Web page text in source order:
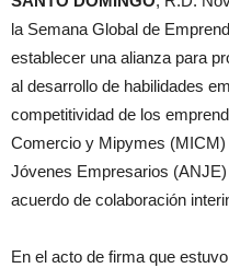
la Semana Global de
establecer una alianza para
al desarrollo de habilidades
competitividad de los
Comercio y Mipymes
Jóvenes Empresarios
acuerdo de colaboración
En el acto de firma que